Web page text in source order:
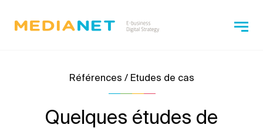
Références / Etudes de cas
Quelques études de